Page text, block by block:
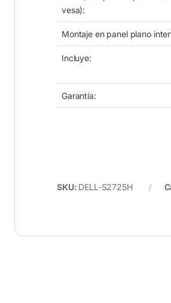
vesa):
Montaje en panel plano
Incluye:
Garantía:
SKU: DELL-S2725H